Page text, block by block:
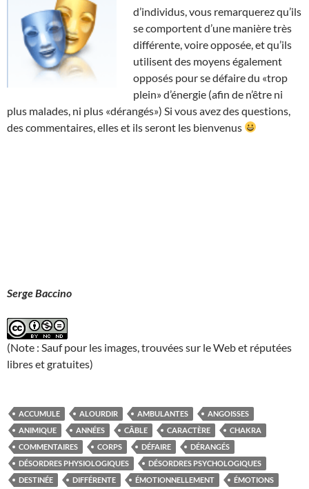
d’individus, vous remarquerez qu’ils
se comportent d’une manière très
différente, voire opposée, et qu’ils
utilisent des moyens également
opposés pour se défaire du «trop
plein» d’énergie (afin de n’être ni
plus malades, ni plus «dérangés») Si vous avez des questions,
des commentaires, elles et ils seront les bienvenus
Serge Baccino
(Note : Sauf pour les images, trouvées sur le Web et réputées
libres et gratuites)
ACCUMULE ALOURDIR AMBULANTES
ANGOISSES
ANIMIQUE
ANNÉES CÂBLE CARACTÈRE
CHAKRA
COMMENTAIRES
CORPS DÉFAIRE
DÉRANGÉS
DÉSORDRES PHYSIOLOGIQUES
DÉSORDRES PSYCHOLOGIQUES
DESTINÉE
DIFFÉRENTE ÉMOTIONNELLEMENT
ÉMOTIONS